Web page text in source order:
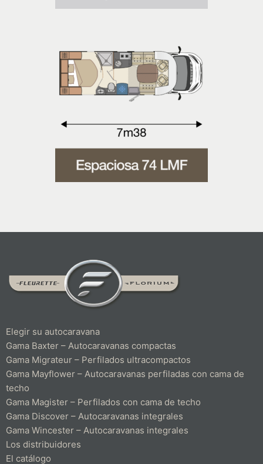
Elegir su autocaravana
Gama Baxter – Autocaravanas compactas
Gama Migrateur – Perfilados ultracompactos
Gama Mayflower – Autocaravanas perfiladas con cama de
techo
Gama Magister – Perfilados con cama de techo
Gama Discover – Autocaravanas integrales
Gama Wincester – Autocaravanas integrales
Los distribuidores
El catálogo